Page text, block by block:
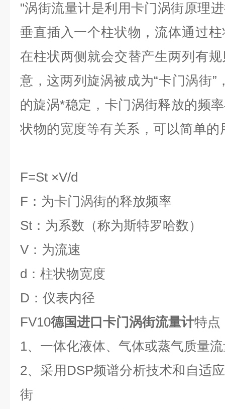
"涡街流量计是利用卡门涡街原理
垂直插入一个柱状物，流体通过
在柱状两侧就会交替产生两列有
意，这两列旋涡被成为“卡门涡街”
的旋涡*稳定 ，卡门涡街释放的频
状物的宽度等有关系，可以简单
F=St ×V/d
F：为卡门涡街的释放频率
St：为系数（称为斯特罗哈数）
V：为流速
d：柱状物宽度
D：仪表内径
FV10德国进口卡门涡街流量计特点
1、一体化液体、气体或蒸气质量
2、采用DSP频谱分析技术和自适
街